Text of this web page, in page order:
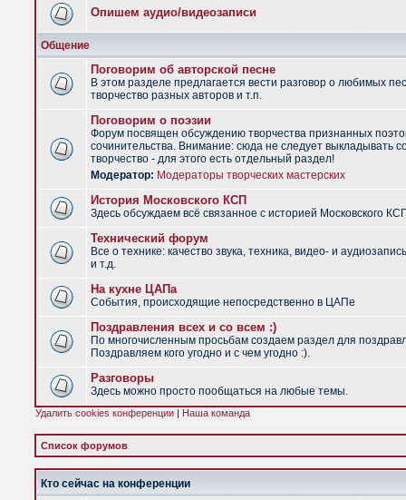
Опишем аудио/видеозаписи
Общение
Поговорим об авторской песне
В этом разделе предлагается вести разговор о любимых
творчество разных авторов и т.п.
Поговорим о поэзии
Форум посвящен обсуждению творчества признанных
сочинительства. Внимание: сюда не следует выкладывать
творчество - для этого есть отдельный раздел!
Модератор: Модераторы творческих мастерских
История Московского КСП
Здесь обсуждаем всё связанное с историей Московского
Технический форум
Все о технике: качество звука, техника, видео- и
и т.д.
На кухне ЦАПа
События, происходящие непосредственно в ЦАПе
Поздравления всех и со всем :)
По многочисленным просьбам создаем раздел для
Поздравляем кого угодно и с чем угодно :).
Разговоры
Здесь можно просто пообщаться на любые темы.
Удалить cookies конференции | Наша команда
Список форумов
Кто сейчас на конференции